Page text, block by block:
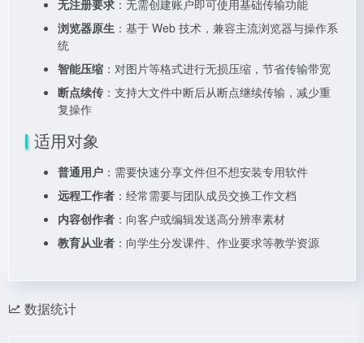
无注册要求 ：无需创建账户即可使用基础传输功能
浏览器原生 ：基于 Web 技术，兼容主流浏览器与操作系
统
智能压缩 ：对图片等格式进行无损压缩，节省传输带宽
断点续传 ：支持大文件中断后从断点继续传输，减少重
复操作
适用对象
普通用户 ：需要快速分享文件但不想安装专用软件
远程工作者 ：经常需要与团队成员交换工作文档
内容创作者 ：向客户或编辑发送高分辨率素材
教育从业者 ：向学生分发课件、作业要求等教学资源
数据统计